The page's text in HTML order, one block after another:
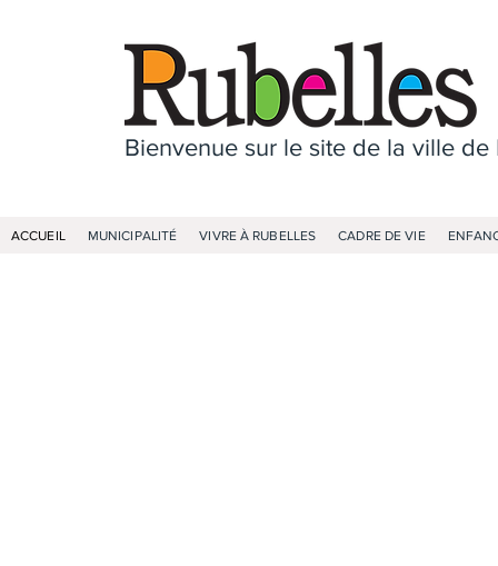
Bienvenue sur le site de la ville de
ACCUEIL MUNICIPALITÉ VIVRE À RUBELLES CADRE DE VIE